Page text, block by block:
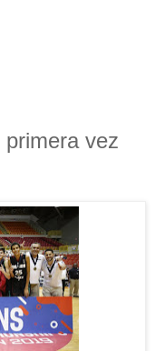
primera vez